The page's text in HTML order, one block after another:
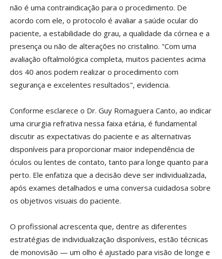
não é uma contraindicação para o procedimento. De
acordo com ele, o protocolo é avaliar a saúde ocular do
paciente, a estabilidade do grau, a qualidade da córnea e a
presença ou não de alterações no cristalino. "Com uma
avaliação oftalmológica completa, muitos pacientes acima
dos 40 anos podem realizar o procedimento com
segurança e excelentes resultados", evidencia.
Conforme esclarece o Dr. Guy Romaguera Canto, ao indicar
uma cirurgia refrativa nessa faixa etária, é fundamental
discutir as expectativas do paciente e as alternativas
disponíveis para proporcionar maior independência de
óculos ou lentes de contato, tanto para longe quanto para
perto. Ele enfatiza que a decisão deve ser individualizada,
após exames detalhados e uma conversa cuidadosa sobre
os objetivos visuais do paciente.
O profissional acrescenta que, dentre as diferentes
estratégias de individualização disponíveis, estão técnicas
de monovisão — um olho é ajustado para visão de longe e